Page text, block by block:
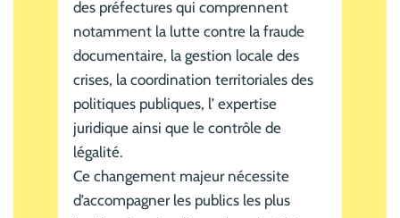
des préfectures qui comprennent
notamment la lutte contre la fraude
documentaire, la gestion locale des
crises, la coordination territoriales des
politiques publiques, l’ expertise
juridique ainsi que le contrôle de
légalité.
Ce changement majeur nécessite
d’accompagner les publics les plus